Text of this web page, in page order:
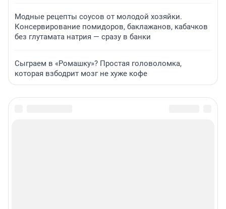
Модные рецепты соусов от молодой хозяйки.
Консервирование помидоров, баклажанов, кабачков
без глутамата натрия — сразу в банки
Сыграем в «Ромашку»? Простая головоломка,
которая взбодрит мозг не хуже кофе